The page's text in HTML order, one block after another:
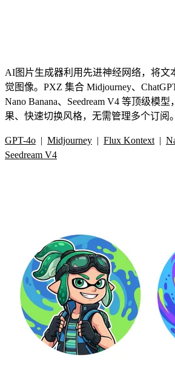
AI图片生成器利用先进神经网络，将文
觉图像。PXZ 集合 Midjourney、
Nano Banana、Seedream V4 等顶级模
果、快速切换风格，无需管理多个订阅。
GPT-4o | Midjourney | Flux Kontext |
Seedream V4